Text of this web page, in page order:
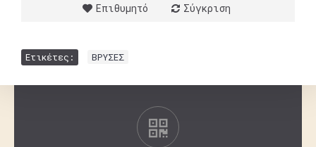
Επιθυμητό Σύγκριση
Ετικέτες: ΒΡΥΣΕΣ